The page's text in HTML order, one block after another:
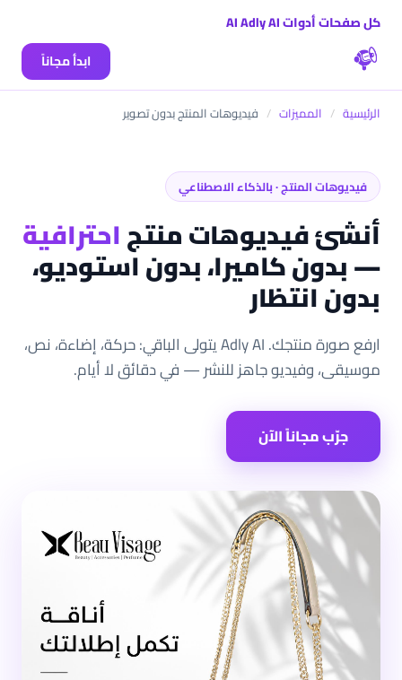
كل صفحات أدوات AI Adly AI
ابدأ مجاناً
الرئيسية / المميزات / فيديوهات المنتج بدون تصوير
فيديوهات المنتج · بالذكاء الاصطناعي
أنشئ فيديوهات منتجاحترافية
— بدون كاميرا، بدون استوديو،
بدون انتظار
ارفع صورة منتجك. Adly AI يتولى الباقي: حركة، إضاءة، نص،
موسيقى، وفيديو جاهز للنشر — في دقائق لا أيام.
جرّب مجاناً الآن